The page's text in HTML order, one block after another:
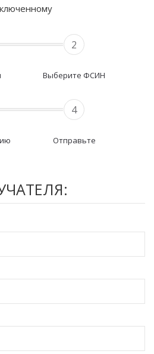
2
Выберите ФСИН
4
Отправьте